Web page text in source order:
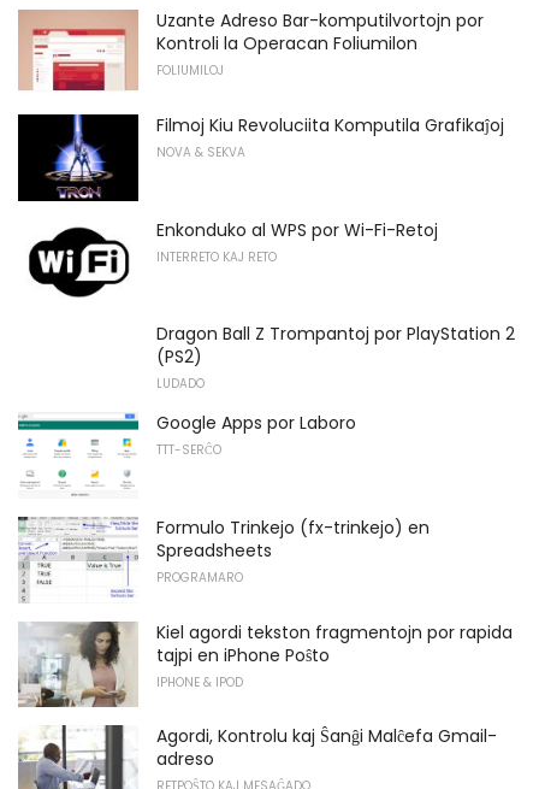
Uzante Adreso Bar-komputilvortojn por
Kontroli la Operacan Foliumilon
FOLIUMILOJ
Filmoj Kiu Revoluciita Komputila Grafikaĵoj
NOVA & SEKVA
Enkonduko al WPS por Wi-Fi-Retoj
INTERRETO KAJ RETO
Dragon Ball Z Trompantoj por PlayStation 2
(PS2)
LUDADO
Google Apps por Laboro
TTT-SERĈO
Formulo Trinkejo (fx-trinkejo) en
Spreadsheets
PROGRAMARO
Kiel agordi tekston fragmentojn por rapida
tajpi en iPhone Poŝto
IPHONE & IPOD
Agordi, Kontrolu kaj Ŝanĝi Malĉefa Gmail-
adreso